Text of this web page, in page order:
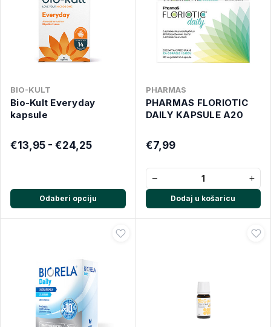
BIO-KULT
Bio-Kult Everyday
kapsule
€13,95 - €24,25
Odaberi opciju
PHARMAS
PHARMAS FLORIOTIC
DAILY KAPSULE A20
€7,99
− +
Dodaj u košaricu